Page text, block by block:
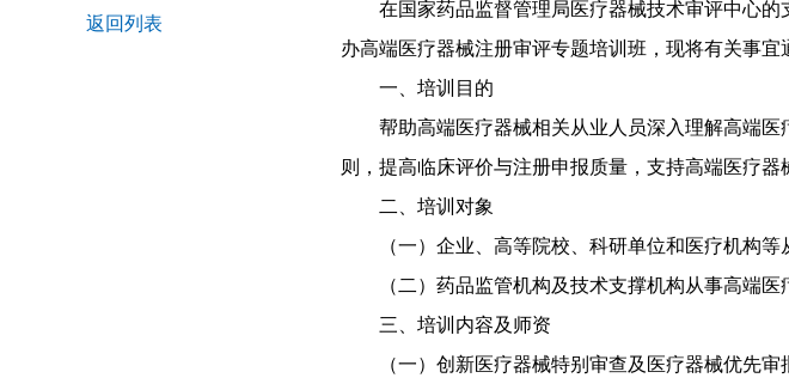
返回列表
在国家药品监督管理局医疗器械技术审评中心
办高端医疗器械注册审评专题培训班，现将有关事宜
一、培训目的
帮助高端医疗器械相关从业人员深入理解高端
则，提高临床评价与注册申报质量，支持高端医疗器
二、培训对象
（一）企业、高等院校、科研单位和医疗机构
（二）药品监管机构及技术支撑机构从事高端
三、培训内容及师资
（一）创新医疗器械特别审查及医疗器械优先